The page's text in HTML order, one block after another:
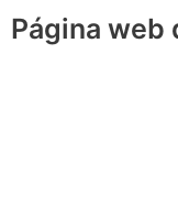
Página web